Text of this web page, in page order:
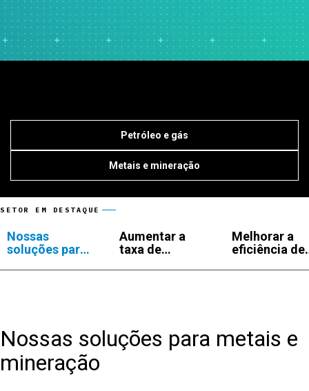
Petróleo e gás
Metais e mineração
SETOR EM DESTAQUE
Nossas
soluções para
Aumentar a
taxa de
Melhorar a
eficiência de
Nossas soluções para metais e
mineração